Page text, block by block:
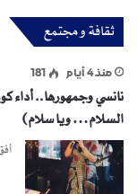
ثقافة و مجتمع
منذ 4 أيام 181
نانسي وجمهورها.. أداء
السلام… ويا سلام)